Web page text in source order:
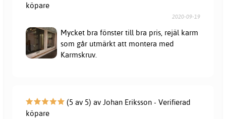
köpare
2020-09-19
Mycket bra fönster till bra pris, rejäl karm
som går utmärkt att montera med
Karmskruv.
(5 av 5) av Johan Eriksson - Verifierad
köpare